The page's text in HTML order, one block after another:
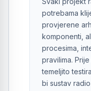
potrebama
provjerene
komponenti,
procesima,
pravilima.
temeljito
bi sustav